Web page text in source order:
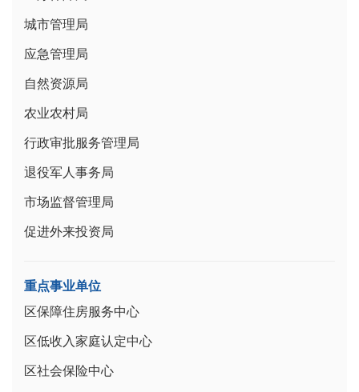
城市管理局
应急管理局
自然资源局
农业农村局
行政审批服务管理局
退役军人事务局
市场监督管理局
促进外来投资局
重点事业单位
区保障住房服务中心
区低收入家庭认定中心
区社会保险中心